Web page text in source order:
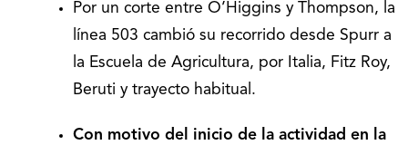
Por un corte entre O’Higgins y Thompson, la
línea 503 cambió su recorrido desde Spurr a
la Escuela de Agricultura, por Italia, Fitz Roy,
Beruti y trayecto habitual.
Con motivo del inicio de la actividad en la